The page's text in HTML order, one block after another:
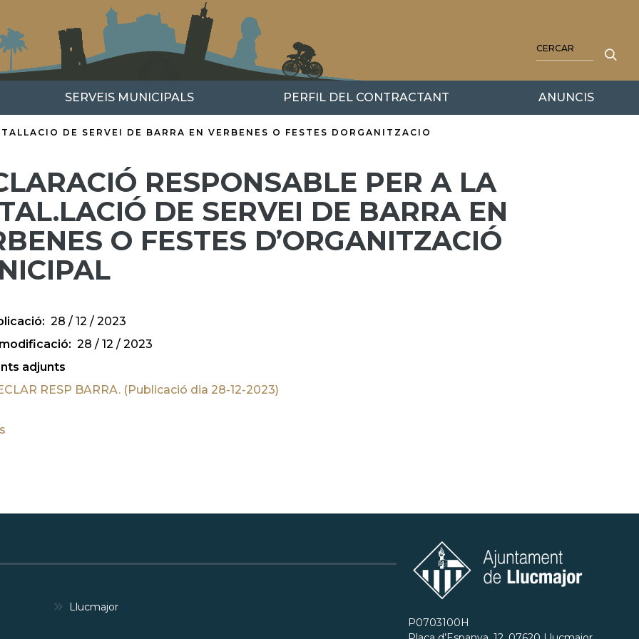
SERVEIS MUNICIPALS PERFIL DEL CONTRACTANT ANUNCIS
DE SERVEI DE BARRA EN VERBENES O FESTES DORGANITZACIO
RESPONSABLE PER A LA
DE SERVEI DE BARRA EN
O FESTES D’ORGANITZACIÓ
28 / 12 / 2023
28 / 12 / 2023
adjunts
RESP BARRA. (Publicació dia 28-12-2023)
Llucmajor
P0703100H